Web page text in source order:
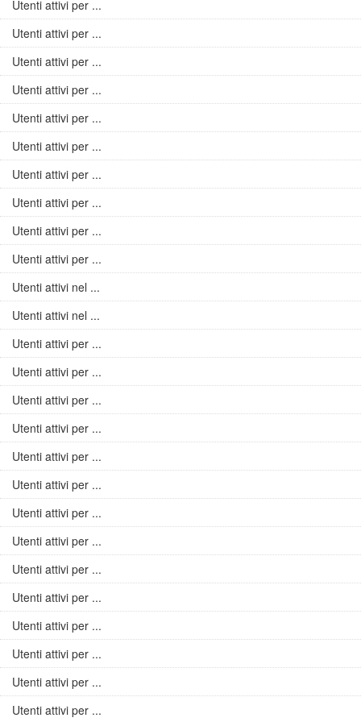
Utenti attivi per ...
Utenti attivi per ...
Utenti attivi per ...
Utenti attivi per ...
Utenti attivi per ...
Utenti attivi per ...
Utenti attivi per ...
Utenti attivi per ...
Utenti attivi per ...
Utenti attivi per ...
Utenti attivi nel ...
Utenti attivi nel ...
Utenti attivi per ...
Utenti attivi per ...
Utenti attivi per ...
Utenti attivi per ...
Utenti attivi per ...
Utenti attivi per ...
Utenti attivi per ...
Utenti attivi per ...
Utenti attivi per ...
Utenti attivi per ...
Utenti attivi per ...
Utenti attivi per ...
Utenti attivi per ...
Utenti attivi per ...